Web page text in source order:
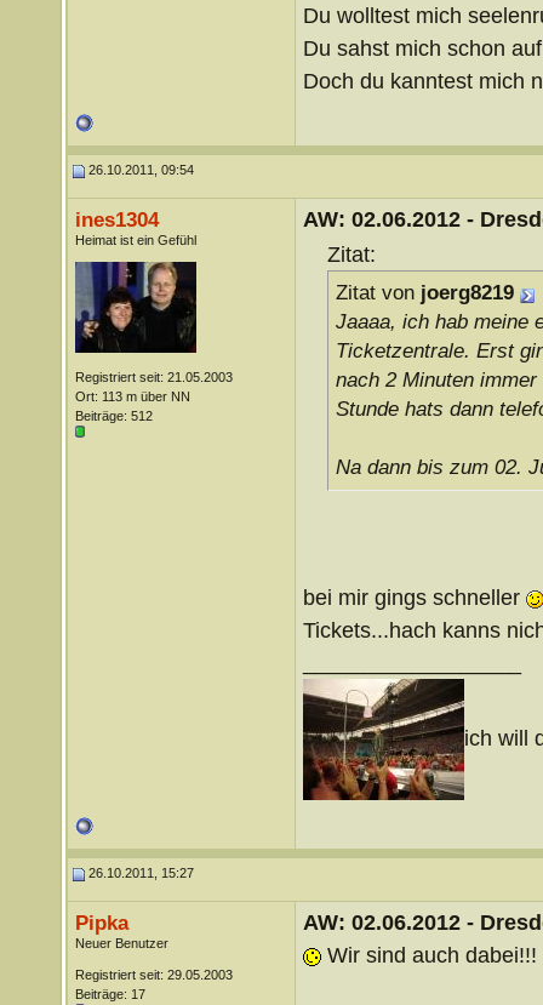
Du wolltest mich
Du sahst mich schon
Doch du kanntest mich
26.10.2011, 09:54
ines1304
Heimat ist ein Gefühl
Registriert seit: 21.05.2003
Ort: 113 m über NN
Beiträge: 512
AW: 02.06.2012 -
Zitat:
Zitat von joerg8219
Jaaaa, ich hab meine
Ticketzentrale. Erst
nach 2 Minuten
Stunde hats dann
Na dann bis zum 02.
bei mir gings schneller
Tickets...hach kanns
ich will
26.10.2011, 15:27
Pipka
Neuer Benutzer
Registriert seit: 29.05.2003
Beiträge: 17
AW: 02.06.2012 -
Wir sind auch dabei!!!